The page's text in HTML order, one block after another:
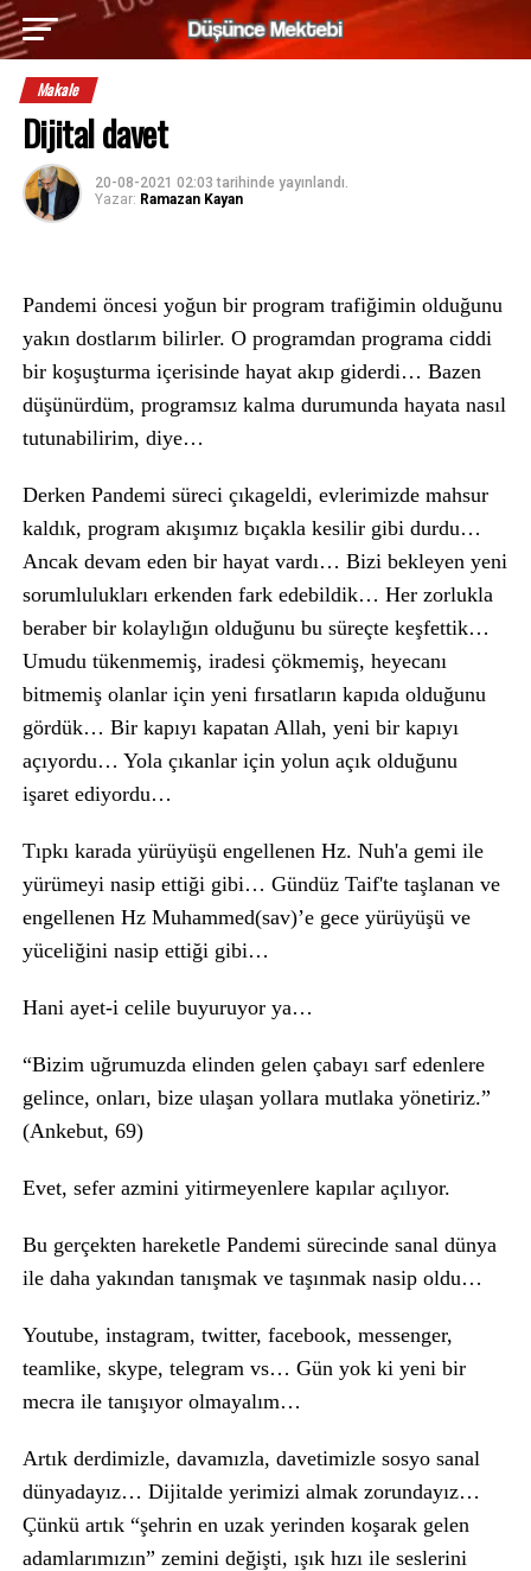
Makale
Dijital davet
20-08-2021 02:03 tarihinde yayınlandı.
Yazar: Ramazan Kayan
Pandemi öncesi yoğun bir program trafiğimin olduğunu
yakın dostlarım bilirler. O programdan programa ciddi
bir koşuşturma içerisinde hayat akıp giderdi… Bazen
düşünürdüm, programsız kalma durumunda hayata nasıl
tutunabilirim, diye…
Derken Pandemi süreci çıkageldi, evlerimizde mahsur
kaldık, program akışımız bıçakla kesilir gibi durdu…
Ancak devam eden bir hayat vardı… Bizi bekleyen yeni
sorumlulukları erkenden fark edebildik… Her zorlukla
beraber bir kolaylığın olduğunu bu süreçte keşfettik…
Umudu tükenmemiş, iradesi çökmemiş, heyecanı
bitmemiş olanlar için yeni fırsatların kapıda olduğunu
gördük… Bir kapıyı kapatan Allah, yeni bir kapıyı
açıyordu… Yola çıkanlar için yolun açık olduğunu
işaret ediyordu…
Tıpkı karada yürüyüşü engellenen Hz. Nuh'a gemi ile
yürümeyi nasip ettiği gibi… Gündüz Taif'te taşlanan ve
engellenen Hz Muhammed(sav)’e gece yürüyüşü ve
yüceliğini nasip ettiği gibi…
Hani ayet-i celile buyuruyor ya…
“Bizim uğrumuzda elinden gelen çabayı sarf edenlere
gelince, onları, bize ulaşan yollara mutlaka yönetiriz.”
(Ankebut, 69)
Evet, sefer azmini yitirmeyenlere kapılar açılıyor.
Bu gerçekten hareketle Pandemi sürecinde sanal dünya
ile daha yakından tanışmak ve taşınmak nasip oldu…
Youtube, instagram, twitter, facebook, messenger,
teamlike, skype, telegram vs… Gün yok ki yeni bir
mecra ile tanışıyor olmayalım…
Artık derdimizle, davamızla, davetimizle sosyo sanal
dünyadayız… Dijitalde yerimizi almak zorundayız…
Çünkü artık “şehrin en uzak yerinden koşarak gelen
adamlarımızın” zemini değişti, ışık hızı ile seslerini